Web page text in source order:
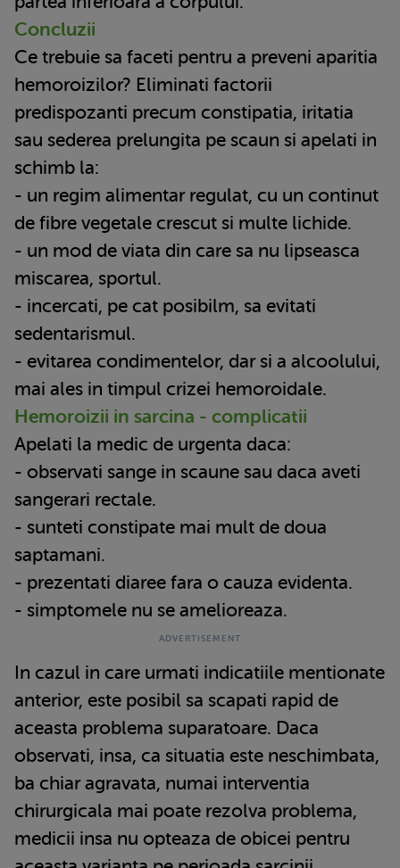
Concluzii
Ce trebuie sa faceti pentru a preveni aparitia
hemoroizilor? Eliminati factorii
predispozanti precum constipatia, iritatia
sau sederea prelungita pe scaun si apelati in
schimb la:
- un regim alimentar regulat, cu un continut
de fibre vegetale crescut si multe lichide.
- un mod de viata din care sa nu lipseasca
miscarea, sportul.
- incercati, pe cat posibilm, sa evitati
sedentarismul.
- evitarea condimentelor, dar si a alcoolului,
mai ales in timpul crizei hemoroidale.
Hemoroizii in sarcina - complicatii
Apelati la medic de urgenta daca:
- observati sange in scaune sau daca aveti
sangerari rectale.
- sunteti constipate mai mult de doua
saptamani.
- prezentati diaree fara o cauza evidenta.
- simptomele nu se amelioreaza.
In cazul in care urmati indicatiile mentionate
anterior, este posibil sa scapati rapid de
aceasta problema suparatoare. Daca
observati, insa, ca situatia este neschimbata,
ba chiar agravata, numai interventia
chirurgicala mai poate rezolva problema,
medicii insa nu opteaza de obicei pentru